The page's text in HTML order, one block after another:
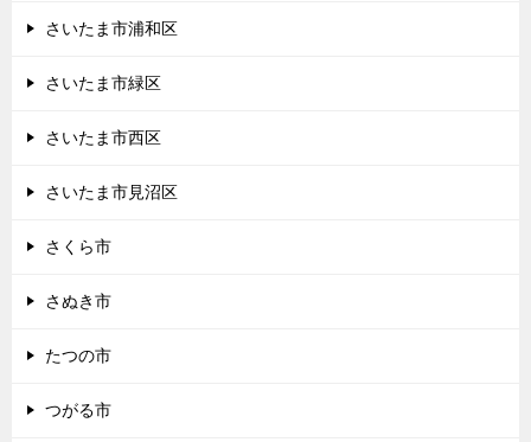
さいたま市浦和区
さいたま市緑区
さいたま市西区
さいたま市見沼区
さくら市
さぬき市
たつの市
つがる市